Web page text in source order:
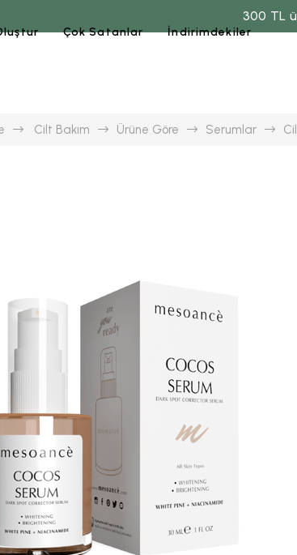
300 TL
Çok Satanlar İndirimdekiler
Cilt Bakım Ürüne Göre Serumlar